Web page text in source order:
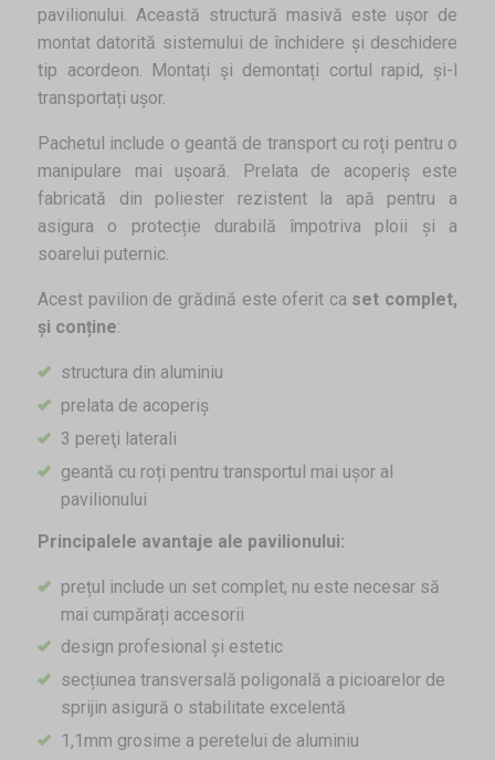
pavilionului. Această structură masivă este ușor de
montat datorită sistemului de închidere și deschidere
tip acordeon. Montați și demontați cortul rapid, și-l
transportați ușor.
Pachetul include o geantă de transport cu roți pentru o
manipulare mai ușoară. Prelata de acoperiș este
fabricată din poliester rezistent la apă pentru a
asigura o protecție durabilă împotriva ploii și a
soarelui puternic.
Acest pavilion de grădină este oferit ca set complet,
şi conține:
structura din aluminiu
prelata de acoperiș
3 pereţi laterali
geantă cu roți pentru transportul mai ușor al
pavilionului
Principalele avantaje ale pavilionului:
prețul include un set complet, nu este necesar să
mai cumpărați accesorii
design profesional și estetic
secțiunea transversală poligonală a picioarelor de
sprijin asigură o stabilitate excelentă
1,1mm grosime a peretelui de aluminiu